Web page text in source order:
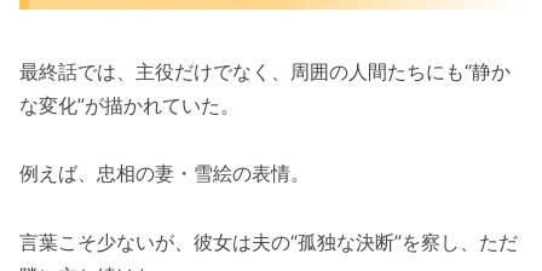
最終話では、主役だけでなく、周囲の人間たちにも“静か
な変化”が描かれていた。
例えば、忠相の妻・雪絵の表情。
言葉こそ少ないが、彼女は夫の“孤独な決断”を察し、ただ